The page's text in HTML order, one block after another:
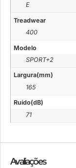
E
Treadwear
400
Modelo
SPORT+2
Largura(mm)
165
Ruído(dB)
71
Avaliações